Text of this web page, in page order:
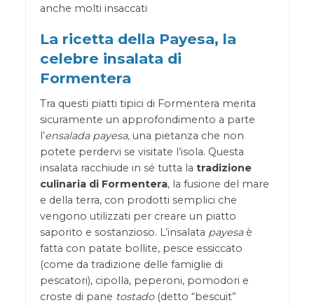
anche molti insaccati
La ricetta della Payesa, la
celebre insalata di
Formentera
Tra questi piatti tipici di Formentera merita
sicuramente un approfondimento a parte
l’ensalada payesa,una pietanza che non
potete perdervi se visitate l’isola. Questa
insalata racchiude in sé tutta la tradizione
culinaria di Formentera, la fusione del mare
e della terra, con prodotti semplici che
vengono utilizzati per creare un piatto
saporito e sostanzioso. L’insalata payesaè
fatta con patate bollite, pesce essiccato
(come da tradizione delle famiglie di
pescatori), cipolla, peperoni, pomodori e
croste di pane tostado(detto “bescuit”